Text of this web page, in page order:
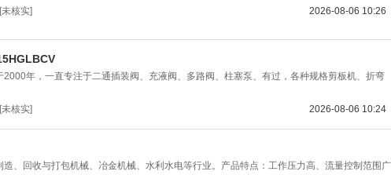
2026-08-06 10:26
[未核实]
年，一直专注于二通插装阀、充液阀、多路阀、柱塞泵、有过，各种规格剪板机、折弯
2026-08-06 10:24
[未核实]
、回收与打包机械、冶金机械、水利水电等行业。产品特点：工作压力高、流量控制范围广